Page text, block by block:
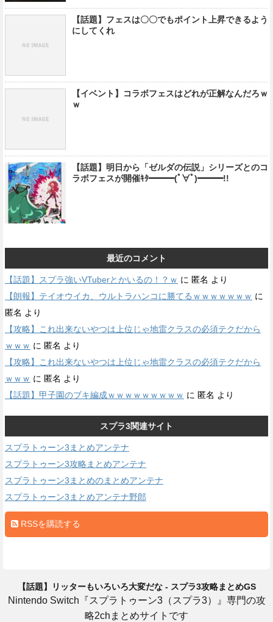
【話題】フェスは〇〇でもポイント上昇できるよう
にしてくれ
【イベント】コラボフェスはどれが正解なんだろｗ
ｗ
【話題】明日から「ゼルダの伝説」シリーズとのコ
ラボフェスが開催ｷﾀ━━━(ﾟ∀ﾟ)━━━!!
最近のコメント
【話題】スプラ強いVTuberとかいるの！？ｗ に 匿名 より
【朗報】テイオウイカ、ウルトラハンコに勝てるｗｗｗｗｗｗｗ に
匿名 より
【攻略】これ出来ないやつは上位じゃ地雷クラスの必須テクだから
ｗｗｗ に 匿名 より
【攻略】これ出来ないやつは上位じゃ地雷クラスの必須テクだから
ｗｗｗ に 匿名 より
【話題】甲子園のブキ編成ｗｗｗｗｗｗｗｗｗ に 匿名 より
スプラ3関連サイト
スプラトゥーン3まとめアンテナ
スプラトゥーン3攻略まとめアンテナ
スプラトゥーン3まとめのまとめアンテナ
スプラトゥーン3まとめアンテナ野郎
RSSを購読する
【話題】リッターもいろいろ大変だな - スプラ3攻略まとめGS
Nintendo Switch『スプラトゥーン3（スプラ3）』専門の攻
略2chまとめサイトです